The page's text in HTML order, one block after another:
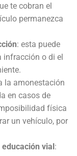
te cobran el
permanezca
: esta puede
infracción o di el
la amonestación
en casos de
física
un vehículo, por
vial: